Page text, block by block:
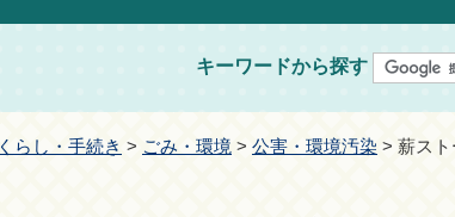
キーワードから探す
くらし・手続き > ごみ・環境 > 公害・環境汚染 > 薪ス